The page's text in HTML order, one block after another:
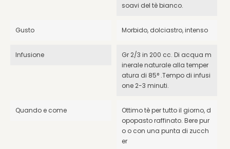
soavi del tè bianco.
Gusto Morbido, dolciastro, intenso
Infusione
Gr 2/3 in 200 cc. Di acqua m
inerale naturale alla temper
atura di 85° .Tempo di infusi
one 2-3 minuti.
Quando e come
Ottimo tè per tutto il giorno, d
opopasto raffinato. Bere pur
o o con una punta di zucch
er